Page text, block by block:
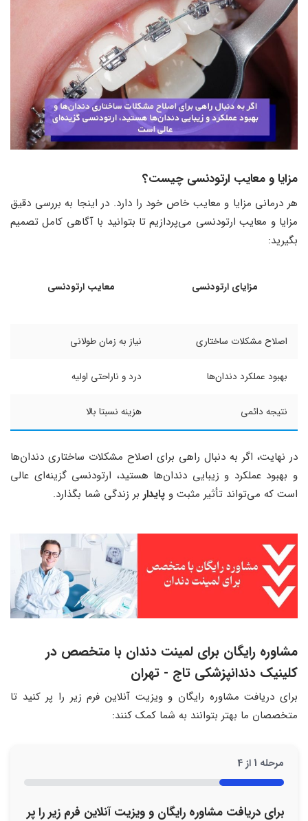
مزایا و معایب ارتودنسی چیست؟
هر درمانی مزایا و معایب خاص خود را دارد. در اینجا به بررسی دقیق
مزایا و معایب ارتودنسی می‌پردازیم تا بتوانید با آگاهی کامل تصمیم
بگیرید:
مزایای ارتودنسی معایب ارتودنسی
اصلاح مشکلات ساختاری نیاز به زمان طولانی
بهبود عملکرد دندان‌ها درد و ناراحتی اولیه
نتیجه دائمی هزینه نسبتا بالا
در نهایت، اگر به دنبال راهی برای اصلاح مشکلات ساختاری دندان‌ها
و بهبود عملکرد و زیبایی دندان‌ها هستید، ارتودنسی گزینه‌ای عالی
است که می‌تواند تأثیر مثبت و پایدار بر زندگی شما بگذارد.
مشاوره رایگان برای لمینت دندان با متخصص در
کلینیک دندانپزشکی تاج - تهران
برای دریافت مشاوره رایگان و ویزیت آنلاین فرم زیر را پر کنید تا
متخصصان ما بهتر بتوانند به شما کمک کنند:
مرحله 1 از 4
25%
برای دریافت مشاوره رایگان و ویزیت آنلاین فرم زیر را پر